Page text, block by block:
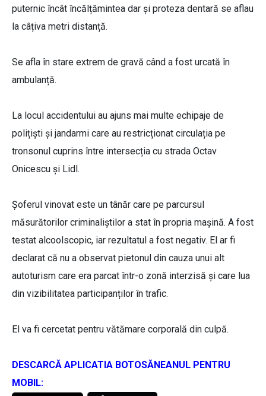
puternic încât încălțămintea dar și proteza dentară se aflau
la câțiva metri distanță.
Se afla în stare extrem de gravă când a fost urcată în
ambulanță.
La locul accidentului au ajuns mai multe echipaje de
polițiști și jandarmi care au restricționat circulația pe
tronsonul cuprins între intersecția cu strada Octav
Onicescu și Lidl.
Șoferul vinovat este un tânăr care pe parcursul
măsurătorilor criminaliștilor a stat în propria mașină. A fost
testat alcoolscopic, iar rezultatul a fost negativ. El ar fi
declarat că nu a observat pietonul din cauza unui alt
autoturism care era parcat într-o zonă interzisă și care lua
din vizibilitatea participanților în trafic.
El va fi cercetat pentru vătămare corporală din culpă.
DESCARCĂ APLICATIA BOTOSĂNEANUL PENTRU
MOBIL: